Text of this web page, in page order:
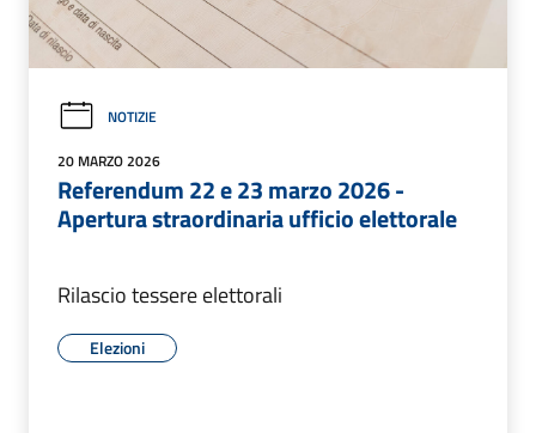
NOTIZIE
20 MARZO 2026
Referendum 22 e 23 marzo 2026 -
Apertura straordinaria ufficio elettorale
Rilascio tessere elettorali
Elezioni